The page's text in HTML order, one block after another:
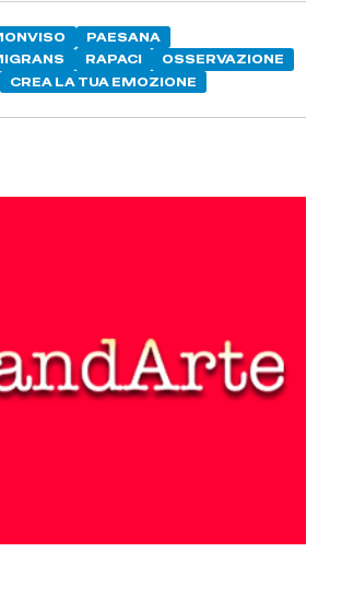
PAESANA
RAPACI
OSSERVAZIONE
CREA LA TUA EMOZIONE